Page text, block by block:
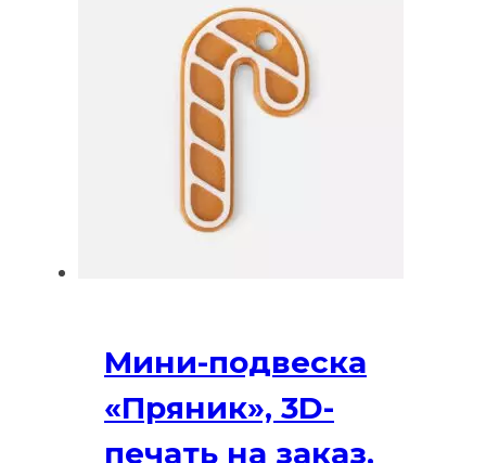
Мини-подвеска
«Пряник», 3D-
печать на заказ,